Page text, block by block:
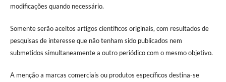
modificações quando necessário.
Somente serão aceitos artigos científicos originais, com resultados de
pesquisas de interesse que não tenham sido publicados nem
submetidos simultaneamente a outro periódico com o mesmo objetivo.
A menção a marcas comerciais ou produtos específicos destina-se